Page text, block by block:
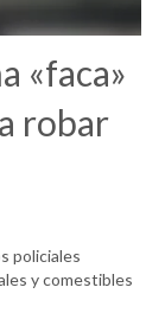
«faca»
robar
policiales
y comestibles